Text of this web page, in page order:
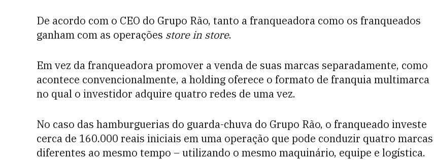
De acordo com o CEO do Grupo Rão, tanto a franqueadora como os franqueados
ganham com as operações store in store.
Em vez da franqueadora promover a venda de suas marcas separadamente, como
acontece convencionalmente, a holding oferece o formato de franquia multimarca
no qual o investidor adquire quatro redes de uma vez.
No caso das hamburguerias do guarda-chuva do Grupo Rão, o franqueado investe
cerca de 160.000 reais iniciais em uma operação que pode conduzir quatro marcas
diferentes ao mesmo tempo – utilizando o mesmo maquinário, equipe e logística.